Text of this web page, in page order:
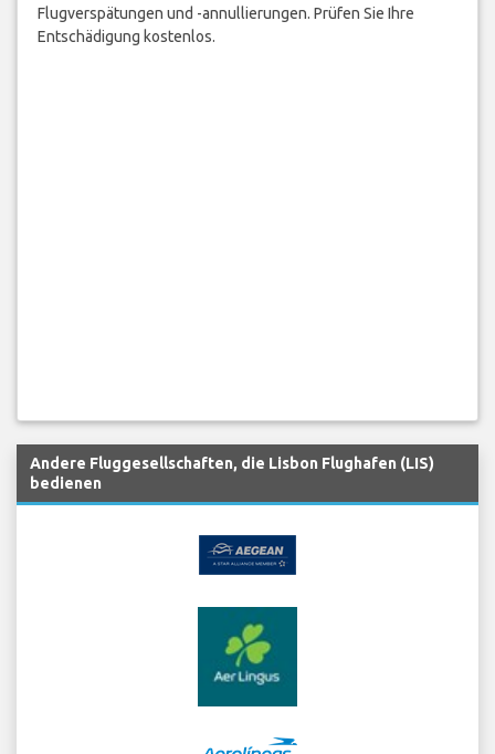
Flugverspätungen und -annullierungen. Prüfen Sie Ihre
Entschädigung kostenlos.
Andere Fluggesellschaften, die Lisbon Flughafen (LIS)
bedienen